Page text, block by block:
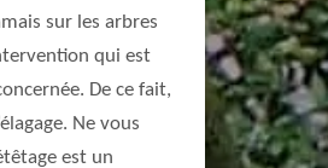
sur les arbres
qui est
De ce fait,
Ne vous
est un